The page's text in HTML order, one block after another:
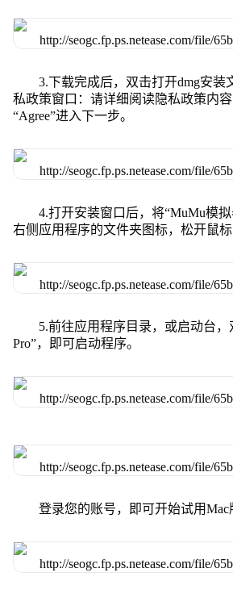
3.下载完成后，双击打开dmg安装
私政策窗口：请详细阅读隐私政策内
“Agree”进入下一步。
4.打开安装窗口后，将“MuMu模拟
右侧应用程序的文件夹图标，松开鼠标
5.前往应用程序目录，或启动台
Pro”，即可启动程序。
登录您的账号，即可开始试用Mac